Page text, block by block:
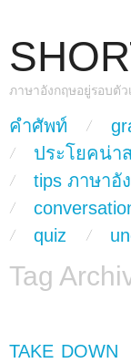
ภาษาอังกฤษอยู่รอบตัว
Main
skip to content
คำศัพท์
ประโยคน่า
tips ภาษาอั
quiz
Tag
TAKE DOWN